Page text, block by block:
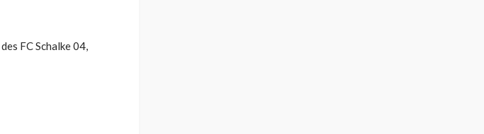
des FC Schalke 04,